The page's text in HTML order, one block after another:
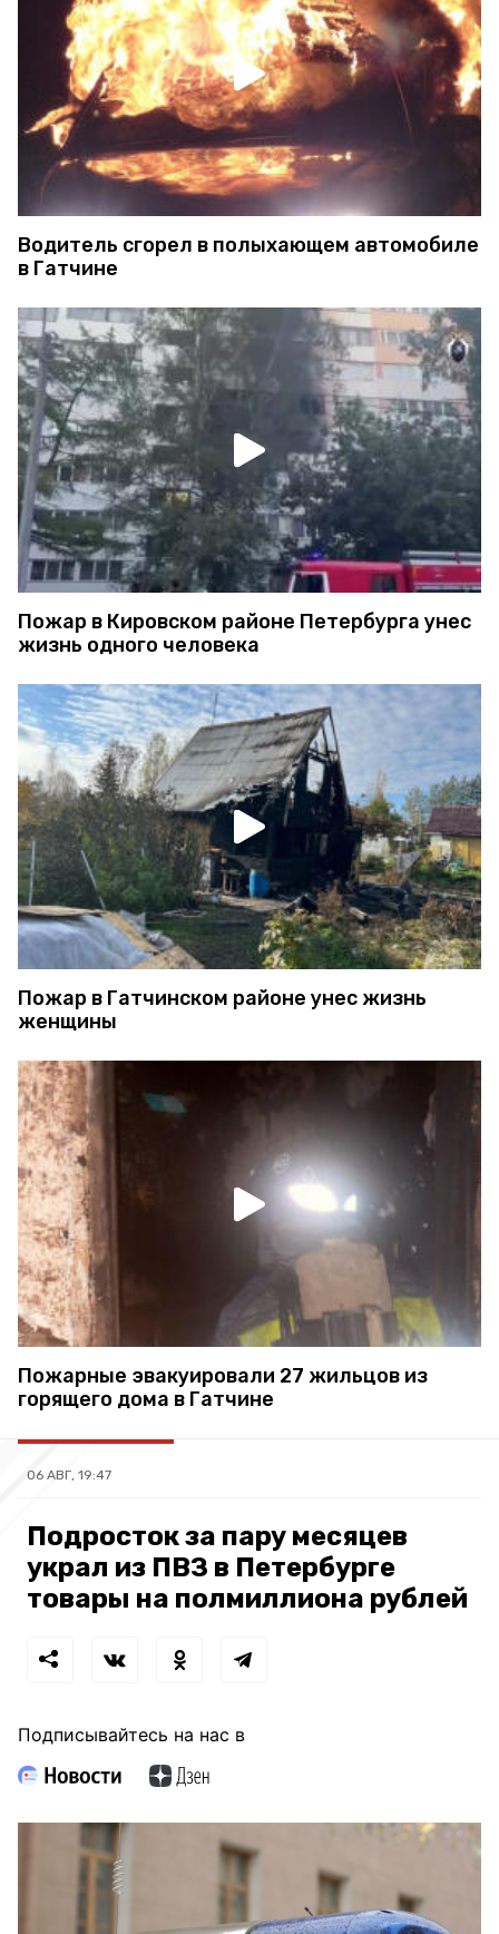
Водитель сгорел в полыхающем автомобиле
в Гатчине
Пожар в Кировском районе Петербурга унес
жизнь одного человека
Пожар в Гатчинском районе унес жизнь
женщины
Пожарные эвакуировали 27 жильцов из
горящего дома в Гатчине
06 АВГ, 19:47
Подросток за пару месяцев
украл из ПВЗ в Петербурге
товары на полмиллиона рублей
Подписывайтесь на нас в